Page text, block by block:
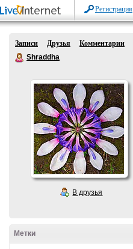
Регистрация
Записи Друзья
Комментарии
Shraddha
В друзья
Метки